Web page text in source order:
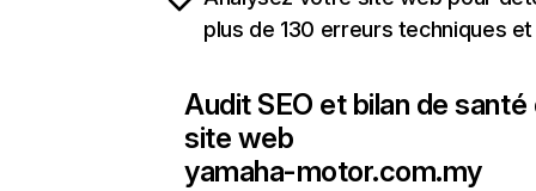
plus de 130 erreurs techniques et
Audit SEO et bilan de santé
site web
yamaha-motor.com.my